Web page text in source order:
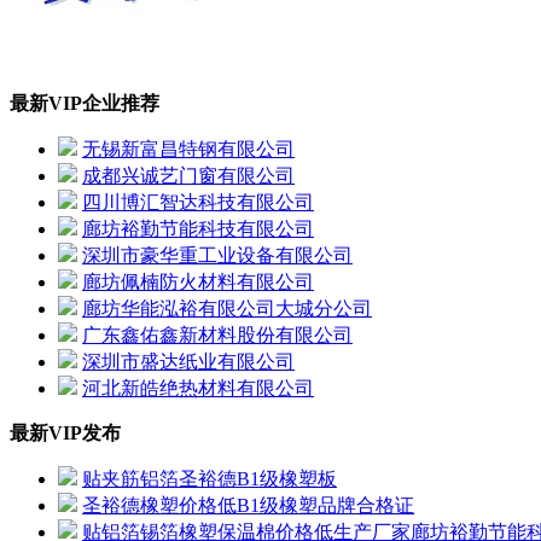
最新VIP企业推荐
无锡新富昌特钢有限公司
成都兴诚艺门窗有限公司
四川博汇智达科技有限公司
廊坊裕勤节能科技有限公司
深圳市豪华重工业设备有限公司
廊坊佩楠防火材料有限公司
廊坊华能泓裕有限公司大城分公司
广东鑫佑鑫新材料股份有限公司
深圳市盛达纸业有限公司
河北新皓绝热材料有限公司
最新VIP发布
贴夹筋铝箔圣裕德B1级橡塑板
圣裕德橡塑价格低B1级橡塑品牌合格证
贴铝箔锡箔橡塑保温棉价格低生产厂家廊坊裕勤节能